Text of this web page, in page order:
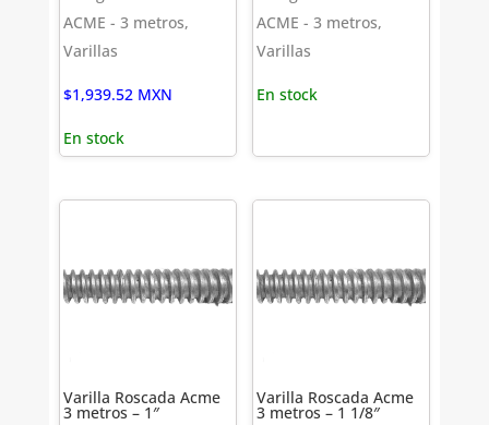
ACME - 3 metros,
Varillas
$1,939.52 MXN
En stock
ACME - 3 metros,
Varillas
En stock
Varilla Roscada Acme
3 metros – 1″
Varilla Roscada Acme
3 metros – 1 1/8″